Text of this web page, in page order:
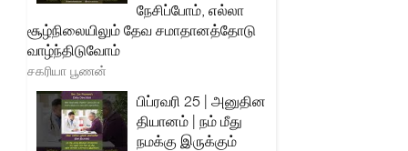
நேசிப்போம், எல்லா
சூழ்நிலையிலும் தேவ சமாதானத்தோடு
வாழ்ந்திடுவோம்
சகரியா பூணன்
பிப்ரவரி 25 | அனுதின
தியானம் | நம் மீது
நமக்கு இருக்கும்